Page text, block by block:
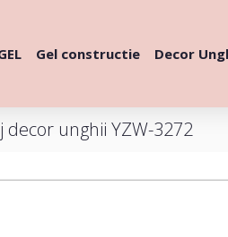
Gel constructie Decor
decor unghii YZW-3272